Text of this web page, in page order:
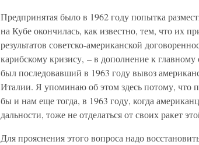
Предпринятая было в 1962 году попытка
на Кубе окончилась, как известно, тем, что их
результатов советско-американской
карибскому кризису, – в дополнение к
был последовавший в 1963 году вывоз
Италии. Я упоминаю об этом здесь потому, что
бы и нам еще тогда, в 1963 году, когда
дальности, тоже не отделаться от своих ракет
Для прояснения этого вопроса надо